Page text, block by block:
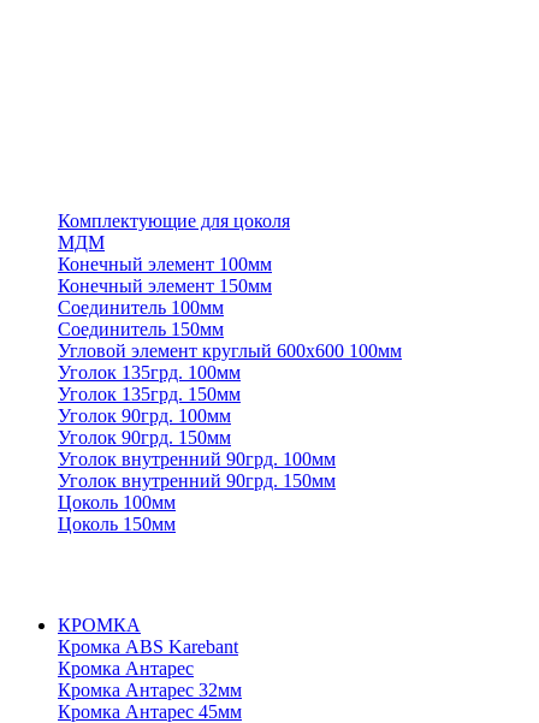
Комплектующие для цоколя
МДМ
Конечный элемент 100мм
Конечный элемент 150мм
Соединитель 100мм
Соединитель 150мм
Угловой элемент круглый 600х600 100мм
Уголок 135грд. 100мм
Уголок 135грд. 150мм
Уголок 90грд. 100мм
Уголок 90грд. 150мм
Уголок внутренний 90грд. 100мм
Уголок внутренний 90грд. 150мм
Цоколь 100мм
Цоколь 150мм
КРОМКА
Кромка ABS Karebant
Кромка Антарес
Кромка Антарес 32мм
Кромка Антарес 45мм